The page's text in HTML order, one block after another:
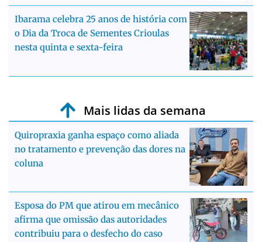
Ibarama celebra 25 anos de história com
o Dia da Troca de Sementes Crioulas
nesta quinta e sexta-feira
Mais lidas da semana
Quiropraxia ganha espaço como aliada
no tratamento e prevenção das dores na
coluna
Esposa do PM que atirou em mecânico
afirma que omissão das autoridades
contribuiu para o desfecho do caso